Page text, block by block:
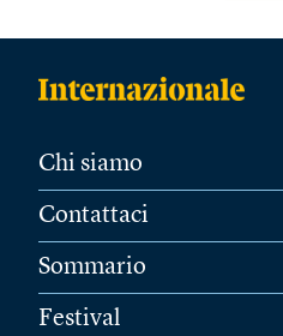
Chi siamo
Contattaci
Sommario
Festival